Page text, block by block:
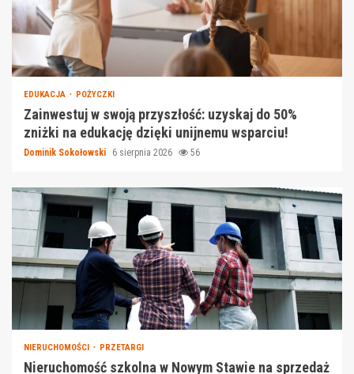
EDUKACJA POŻYCZKI
Zainwestuj w swoją przyszłość: uzyskaj do 50%
zniżki na edukację dzięki unijnemu wsparciu!
Dominik Sokołowski 6 sierpnia 2026 56
NIERUCHOMOŚCI PRZETARGI
Nieruchomość szkolna w Nowym Stawie na sprzedaż